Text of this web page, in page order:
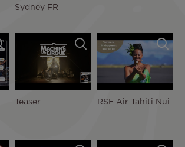
Sydney FR
Teaser RSE Air Tahiti Nui